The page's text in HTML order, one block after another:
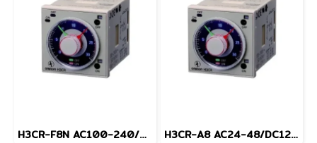
H3CR-F8N AC100-240/DC100-125 H3CR-A8 AC24-48/DC12-48